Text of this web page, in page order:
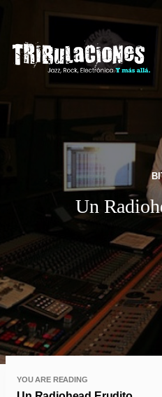
Un
YOU ARE READING